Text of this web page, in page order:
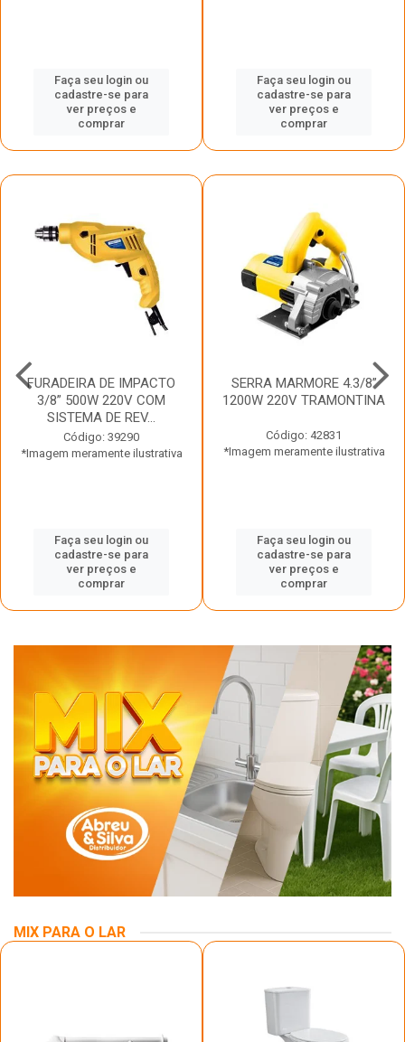
Faça seu login ou
cadastre-se para
ver preços e
comprar
Faça seu login ou
cadastre-se para
ver preços e
comprar
FURADEIRA DE IMPACTO
3/8” 500W 220V COM
SISTEMA DE REV...
Código: 39290
*Imagem meramente ilustrativa
Faça seu login ou
cadastre-se para
ver preços e
comprar
SERRA MARMORE 4.3/8”
1200W 220V TRAMONTINA
Código: 42831
*Imagem meramente ilustrativa
Faça seu login ou
cadastre-se para
ver preços e
comprar
MIX PARA O LAR